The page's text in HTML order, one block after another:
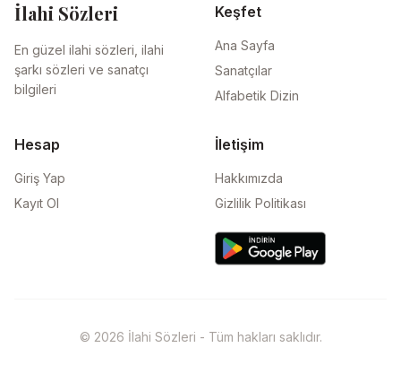
İlahi Sözleri
En güzel ilahi sözleri, ilahi
şarkı sözleri ve sanatçı
bilgileri
Keşfet
Ana Sayfa
Sanatçılar
Alfabetik Dizin
Hesap
Giriş Yap
Kayıt Ol
İletişim
Hakkımızda
Gizlilik Politikası
© 2026 İlahi Sözleri - Tüm hakları saklıdır.